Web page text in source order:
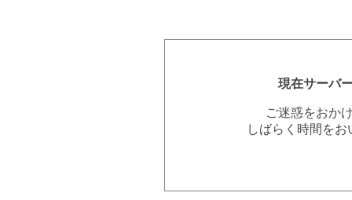
現在サーバ
ご迷惑をおか
しばらく時間を